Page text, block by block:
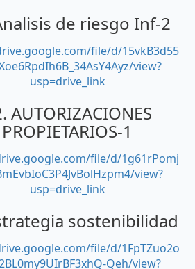
de riesgo Inf-2
file/d/15vkB3d55
view?
usp=drive_link
AUTORIZACIONES
PROPIETARIOS-1
file/d/1g61rPomj
view?
usp=drive_link
sostenibilidad
file/d/1FpTZuo2o
Qeh/view?